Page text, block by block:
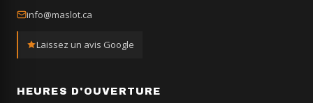
info@maslot.ca
Laissez un avis Google
HEURES D'OUVERTURE